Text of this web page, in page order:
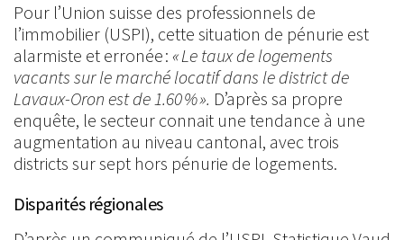
Pour l’Union suisse des professionnels de
l’immobilier (USPI), cette situation de pénurie est
alarmiste et erronée : « Le taux de logements
vacants sur le marché locatif dans le district de
Lavaux-Oron est de 1.60 % ». D’après sa propre
enquête, le secteur connait une tendance à une
augmentation au niveau cantonal, avec trois
districts sur sept hors pénurie de logements.
Disparités régionales